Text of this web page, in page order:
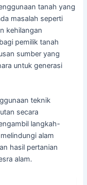
tanah yang
masalah seperti
kehilangan
pemilik tanah
sumber yang
untuk generasi
teknik
secara
langkah-
alam
hasil pertanian
alam.